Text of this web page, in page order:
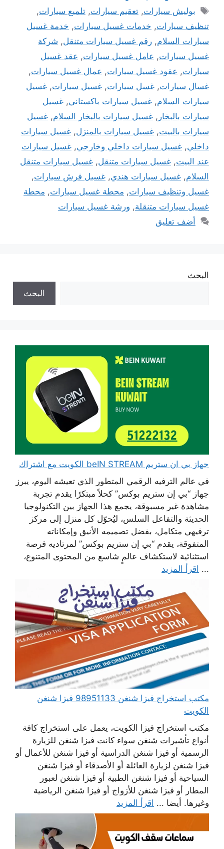
الوسوم
بوليش سيارات,تعقيم سيارات,تلميع سيارات,
تنظيف سيارات, خدمات غسيل سيارات, خدمة غسيل
سيارات السلام, رقم غسيل سيارات متنقل, شركة
غسيل سيارات, عامل غسيل سيارات, عقد غسيل
سيارات, عقود غسيل سيارات, عمال غسيل سيارات,
غسال سيارات, غسل سيارات, غسيل سيارات, غسيل
سيارات السلام, غسيل سيارات باكستاني, غسيل
سيارات بالبخار , غسيل سيارات بالبخار السلام, غسيل
سيارات بالبيت, غسيل سيارات بالمنزل, غسيل سيارات
داخلي, غسيل سيارات داخلي وخارجي, غسيل سيارات
عند البيت, غسيل سيارات متنقل, غسيل سيارات متنقل
السلام, غسيل سيارات هندي, غسيل فرش سيارات,
غسيل وتنظيف سيارات, محطة غسيل سيارات, محطة
غسيل سيارات متنقلة, ورشة غسيل سيارات
أضف تعليق
البحث
البحث
جهاز بي ان ستريم beIN STREAM الكويت مع اشتراك
في عالم الترفيه الرقمي المتطور الذي تعيشه اليوم، يبرز
جهاز “بي إن ستريم بوكس” كحلاً مبتكرًا يقدم تجربة
مشاهدة غير مسبوقة، يجمع هذا الجهاز بين التكنولوجيا
الحديثة والتفاعل السلس، ليُحوّل كل منزل إلى مركز
ترفيهي متكامل، بفضل تصميمه الأنيق وإمكاناته
المتفوقة، يقدم “بي إن ستريم بوكس” لمرتاديه فرصة
استثنائية لاستكشاف عالمٍ شاسع من المحتوى المتنوع،
... اقرأ المزيد
مكتب استخراج فيزا شنغن 98951133 فيزا شنغن
الكويت
مكتب استخراج فيزا الكويت، يعمل على استخراج كافة
أنواع تأشيرات شنغن سواء كانت فيزا شنغن للزيارة
الرسمية أو فيزا شنغن الدراسية أو فيزا شنغن للأعمال أو
فيزا شنغن لزيارة العائلة أو الأصدقاء أو فيزا شنغن
السياحية أو فيزا شنغن الطبية أو فيزا شنغن لعبور
المطار أو فيزا شنغن للأزواج أو فيزا شنغن الرياضية
وغيرها. أيضا ... اقرأ المزيد